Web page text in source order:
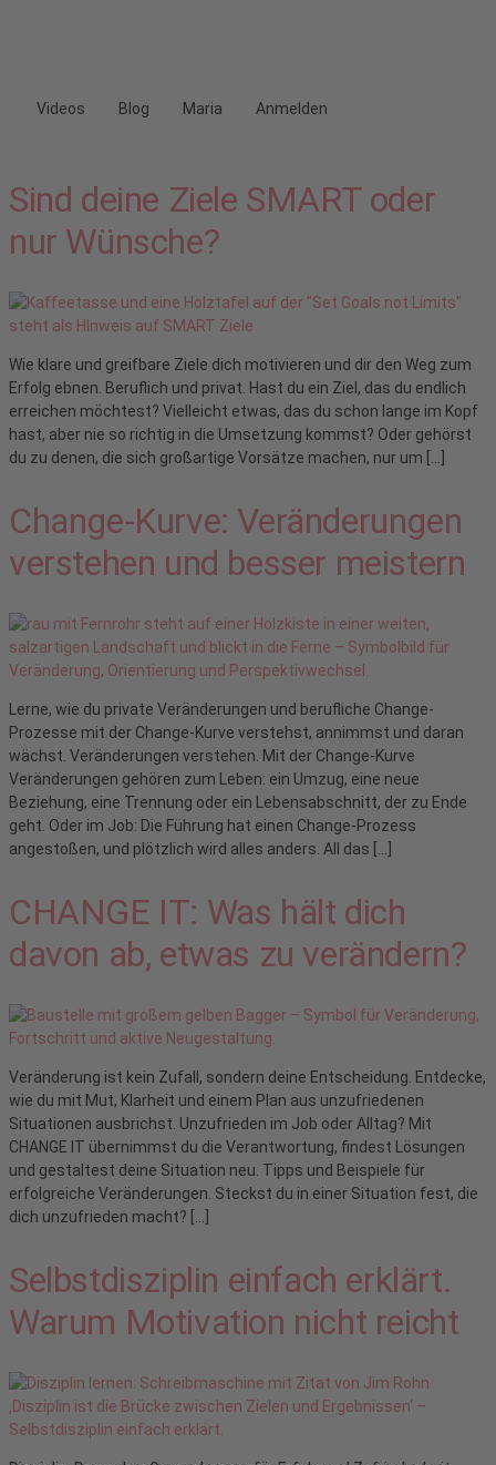
Videos Blog Maria Anmelden
Sind deine Ziele SMART oder
nur Wünsche?
Wie klare und greifbare Ziele dich motivieren und dir den Weg zum
Erfolg ebnen. Beruflich und privat. Hast du ein Ziel, das du endlich
erreichen möchtest? Vielleicht etwas, das du schon lange im Kopf
hast, aber nie so richtig in die Umsetzung kommst? Oder gehörst
du zu denen, die sich großartige Vorsätze machen, nur um […]
Change-Kurve: Veränderungen
verstehen und besser meistern
Lerne, wie du private Veränderungen und berufliche Change-
Prozesse mit der Change-Kurve verstehst, annimmst und daran
wächst. Veränderungen verstehen. Mit der Change-Kurve
Veränderungen gehören zum Leben: ein Umzug, eine neue
Beziehung, eine Trennung oder ein Lebensabschnitt, der zu Ende
geht. Oder im Job: Die Führung hat einen Change-Prozess
angestoßen, und plötzlich wird alles anders. All das […]
CHANGE IT: Was hält dich
davon ab, etwas zu verändern?
Veränderung ist kein Zufall, sondern deine Entscheidung. Entdecke,
wie du mit Mut, Klarheit und einem Plan aus unzufriedenen
Situationen ausbrichst. Unzufrieden im Job oder Alltag? Mit
CHANGE IT übernimmst du die Verantwortung, findest Lösungen
und gestaltest deine Situation neu. Tipps und Beispiele für
erfolgreiche Veränderungen. Steckst du in einer Situation fest, die
dich unzufrieden macht? […]
Selbstdisziplin einfach erklärt.
Warum Motivation nicht reicht